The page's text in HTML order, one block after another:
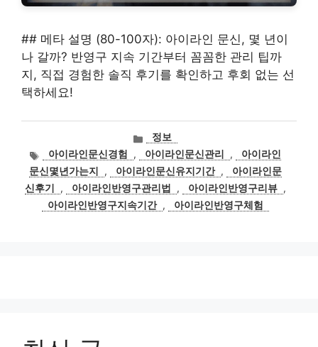
## 메타 설명 (80-100자): 아이라인 문신, 몇 년이
나 갈까? 반영구 지속 기간부터 꼼꼼한 관리 팁까
지, 직접 경험한 솔직 후기를 확인하고 후회 없는 선
택하세요!
카
테
고
리
정보
태
그
아이라인문신경험 , 아이라인문신관리 ,
아이라인
문신몇년가는지
, 아이라인문신유지기간 ,
아이라인문
신후기
, 아이라인반영구관리법 , 아이라인반영구리뷰 ,
아이라인반영구지속기간 , 아이라인반영구체험